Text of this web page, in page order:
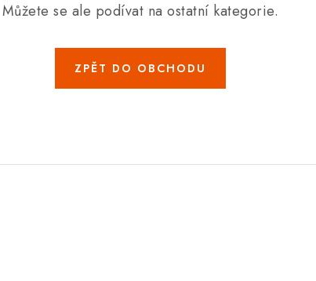
Můžete se ale podívat na ostatní kategorie.
ZPĚT DO OBCHODU